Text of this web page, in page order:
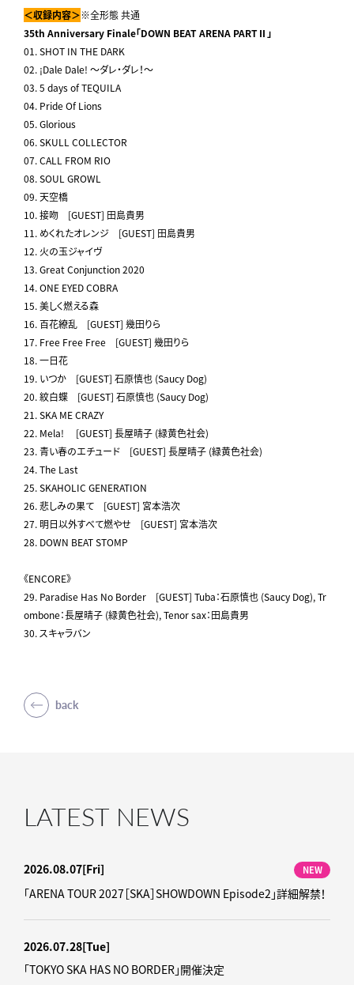
＜収録内容＞※全形態 共通
35th Anniversary Finale「DOWN BEAT ARENA PARTⅡ」
01. SHOT IN THE DARK
02. ¡Dale Dale! ～ダレ・ダレ！～
03. 5 days of TEQUILA
04. Pride Of Lions
05. Glorious
06. SKULL COLLECTOR
07. CALL FROM RIO
08. SOUL GROWL
09. 天空橋
10. 接吻 [GUEST] 田島貴男
11. めくれたオレンジ [GUEST] 田島貴男
12. 火の玉ジャイヴ
13. Great Conjunction 2020
14. ONE EYED COBRA
15. 美しく燃える森
16. 百花繚乱 [GUEST] 幾田りら
17. Free Free Free [GUEST] 幾田りら
18. 一日花
19. いつか [GUEST] 石原慎也 (Saucy Dog)
20. 紋白蝶 [GUEST] 石原慎也 (Saucy Dog)
21. SKA ME CRAZY
22. Mela! [GUEST] 長屋晴子 (緑黄色社会)
23. 青い春のエチュード [GUEST] 長屋晴子 (緑黄色社会)
24. The Last
25. SKAHOLIC GENERATION
26. 悲しみの果て [GUEST] 宮本浩次
27. 明日以外すべて燃やせ [GUEST] 宮本浩次
28. DOWN BEAT STOMP
《ENCORE》
29. Paradise Has No Border [GUEST] Tuba：石原慎也 (Saucy Dog), Tr
ombone：⻑屋晴子 (緑黄色社会), Tenor sax：田島貴男
30. スキャラバン
back
LATEST NEWS
2026.08.07[Fri] NEW
「ARENA TOUR 2027［SKA］SHOWDOWN Episode2」詳細解禁！
2026.07.28[Tue]
「TOKYO SKA HAS NO BORDER」開催決定